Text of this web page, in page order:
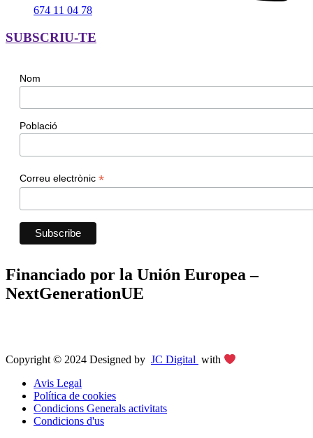
674 11 04 78
SUBSCRIU-TE
Nom
Població
Correu electrònic *
Financiado por la Unión Europea –
NextGenerationUE
Copyright © 2024 Designed by JC Digital with
Avis Legal
Política de cookies
Condicions Generals activitats
Condicions d'us